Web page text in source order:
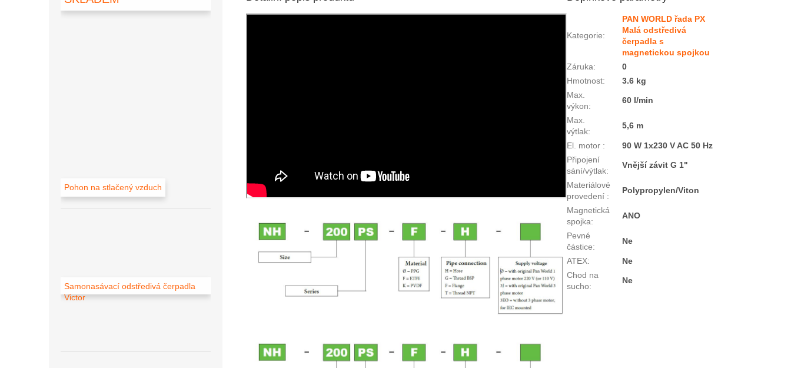
Pohon na stlačený vzduch
Samonasávací odstředivá čerpadla
Victor
Kategorie:
PAN WORLD řada PX
Malá odstředivá
čerpadla s
magnetickou spojkou
Záruka:
0
Hmotnost:
3.6 kg
Max.
výkon:
60 l/min
Max.
výtlak:
5,6 m
El. motor :
90 W 1x230 V AC 50 Hz
Připojení
sání/výtlak:
Vnější závit G 1"
Materiálové
provedení :
Polypropylen/Viton
Magnetická
spojka:
ANO
Pevné
částice:
Ne
ATEX:
Ne
Chod na
sucho:
Ne